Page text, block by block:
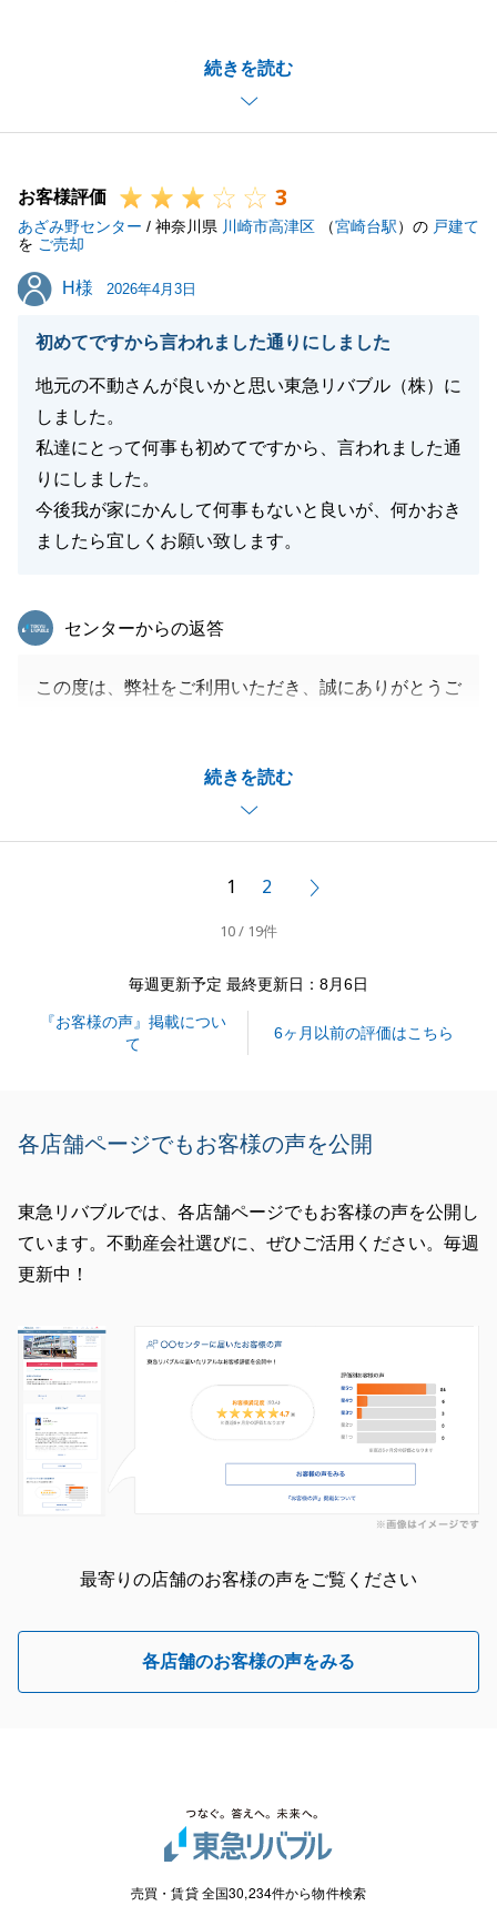
続きを読む
変嬉しく思っております。
また、弊社のサービスにもご満足いただき光栄に存じ
ます。
さいませ。
今後とも東急リバブルをよろしくお願いいたします。
お客様評価 3
あざみ野センター / 神奈川県 川崎市高津区 （宮崎台駅）の 戸建て
を ご売却
H様
H様 2026年4月3日
初めてですから言われました通りにしました
地元の不動さんが良いかと思い東急リバブル（株）に
しました。
私達にとって何事も初めてですから、言われました通
りにしました。
今後我が家にかんして何事もないと良いが、何かおき
ましたら宜しくお願い致します。
続きを読む
東急リバブル
センターからの返答
この度は、弊社をご利用いただき、誠にありがとうご
たが、無事にご決済を迎えることができ、安心しまし
今後も新居にてお困りごとございましたら、いつでも
1 2
10 / 19件
毎週更新予定 最終更新日：8月6日
『お客様の声』掲載につい
て
6ヶ月以前の評価はこちら
各店舗ページでもお客様の声を公開
東急リバブルでは、各店舗ページでもお客様の声を公開し
ています。不動産会社選びに、ぜひご活用ください。毎週
更新中！
最寄りの店舗のお客様の声をご覧ください
各店舗のお客様の声をみる
売買・賃貸 全国30,234件から物件検索